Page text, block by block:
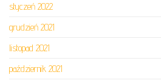
styczeń 2022
grudzień 2021
listopad 2021
październik 2021